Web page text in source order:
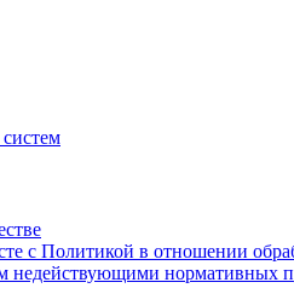
с Политикой в отношении
недействующими нормативных